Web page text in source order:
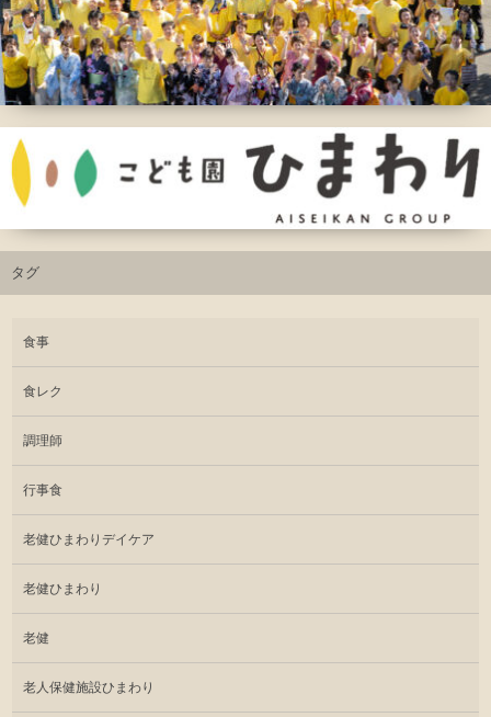
タグ
食事
食レク
調理師
行事食
老健ひまわりデイケア
老健ひまわり
老健
老人保健施設ひまわり